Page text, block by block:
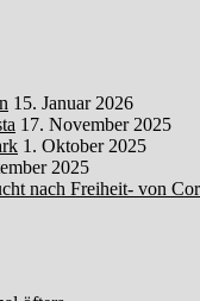
15. Januar 2026
17. November 2025
1. Oktober 2025
2025
nach Freiheit- von